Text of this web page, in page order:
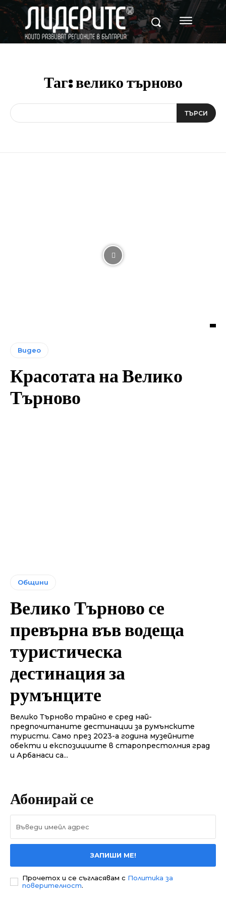
Таг:велико търново
ТЪРСИ
Видео
Красотата на Велико
Търново
Общини
Велико Търново се
превърна във водеща
туристическа
дестинация за
румънците
Велико Търново трайно е сред най-
предпочитаните дестинации за румънските
туристи. Само през 2023-а година музейните
обекти и експозициите в старопрестолния град
и Арбанаси са...
Абонирай се
ЗАПИШИ МЕ!
Прочетох и се съгласявам с Политика за
поверителност.